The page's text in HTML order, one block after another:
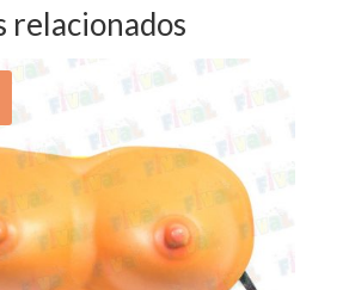
relacionados